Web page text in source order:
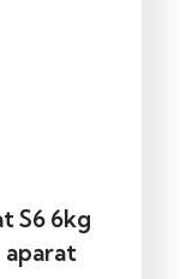
S6 6kg
aparat